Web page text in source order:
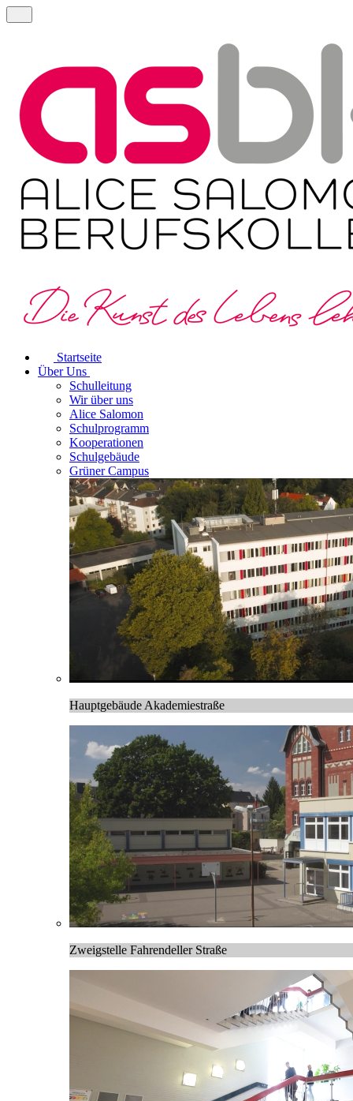
Startseite
Über Uns
Schulleitung
Wir über uns
Alice Salomon
Schulprogramm
Kooperationen
Schulgebäude
Grüner Campus
Hauptgebäude Akademiestraße
Zweigstelle Fahrendeller Straße